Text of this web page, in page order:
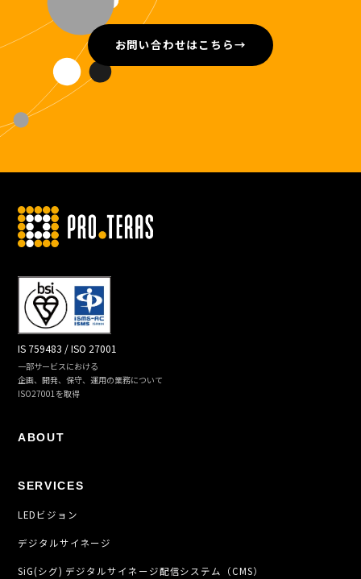
お問い合わせはこちら→
IS 759483 / ISO 27001
一部サービスにおける
企画、開発、保守、運用の業務について
ISO27001を取得
ABOUT
SERVICES
LEDビジョン
デジタルサイネージ
SiG(シグ) デジタルサイネージ配信システム（CMS）